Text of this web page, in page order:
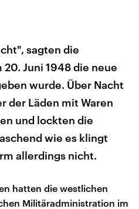
sagten die
Juni 1948 die neue
wurde. Über Nacht
der Läden mit Waren
und lockten die
wie es klingt
allerdings nicht.
hatten die westlichen
Militäradministration im